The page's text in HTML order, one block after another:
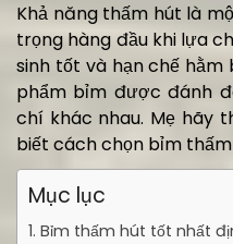
Khả năng thấm hút là
trọng hàng đầu khi lựa
sinh tốt và hạn chế
phẩm bỉm được đánh
chí khác nhau. Mẹ hãy
biết cách chọn bỉm
Mục lục
1. Bỉm thấm hút tốt nhất